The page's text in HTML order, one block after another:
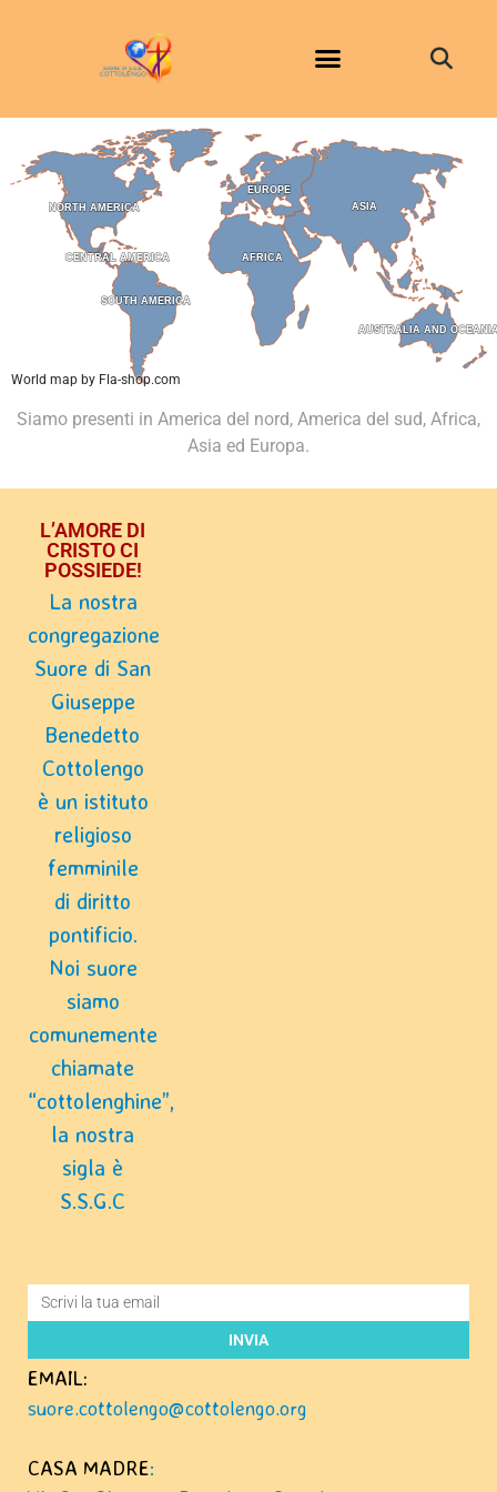
AFRICA
AFRICA
ASIA
ASIA
AUSTRALIA AND
AUSTRALIA AND
CENTRAL AMERICA
CENTRAL AMERICA
EUROPE
EUROPE
NORTH AMERICA
NORTH AMERICA
SOUTH AMERICA
SOUTH AMERICA
World map by Fla-shop.com
Siamo presenti in America del nord, America del sud, Africa,
Asia ed Europa.
L’AMORE DI
CRISTO CI
POSSIEDE!
La nostra
congregazione
Suore di San
Giuseppe
Benedetto
Cottolengo
è un istituto
religioso
femminile
di diritto
pontificio.
Noi suore
siamo
comunemente
chiamate
“cottolenghine”,
la nostra
sigla è
S.S.G.C
INVIA
EMAIL:
suore.cottolengo@cottolengo.org
CASA MADRE: